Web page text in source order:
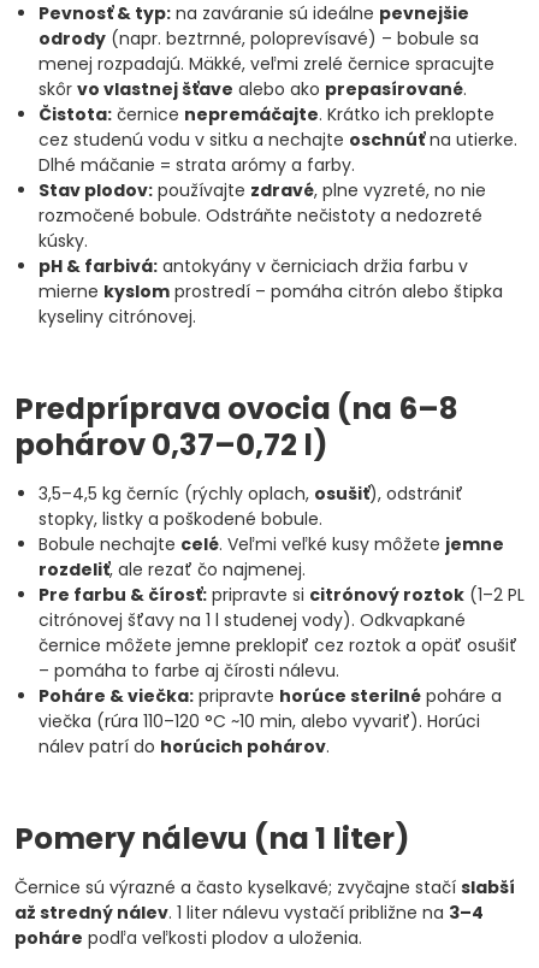
Pevnosť & typ: na zaváranie sú ideálne pevnejšie
odrody (napr. beztrnné, poloprevísavé) – bobule sa
menej rozpadajú. Mäkké, veľmi zrelé černice spracujte
skôr vo vlastnej šťave alebo ako prepasírované.
Čistota: černice nepremáčajte. Krátko ich preklopte
cez studenú vodu v sitku a nechajte oschnúťna utierke.
Dlhé máčanie = strata arómy a farby.
Stav plodov: používajte zdravé, plne vyzreté, no nie
rozmočené bobule. Odstráňte nečistoty a nedozreté
kúsky.
pH & farbivá: antokyány v černiciach držia farbu v
mierne kyslom prostredí – pomáha citrón alebo štipka
kyseliny citrónovej.
Predpríprava ovocia (na 6–8
pohárov 0,37–0,72 l)
3,5–4,5 kg černíc (rýchly oplach, osušiť), odstrániť
stopky, listky a poškodené bobule.
Bobule nechajte celé. Veľmi veľké kusy môžete jemne
rozdeliť, ale rezať čo najmenej.
Pre farbu & čírosť: pripravte si citrónový roztok (1–2 PL
citrónovej šťavy na 1 l studenej vody). Odkvapkané
černice môžete jemne preklopiť cez roztok a opäť osušiť
– pomáha to farbe aj čírosti nálevu.
Poháre & viečka: pripravte horúce sterilné poháre a
viečka (rúra 110–120 °C ~10 min, alebo vyvariť). Horúci
nálev patrí do horúcich pohárov.
Pomery nálevu (na 1 liter)
Černice sú výrazné a často kyselkavé; zvyčajne stačí slabší
až stredný nálev. 1 liter nálevu vystačí približne na 3–4
poháre podľa veľkosti plodov a uloženia.